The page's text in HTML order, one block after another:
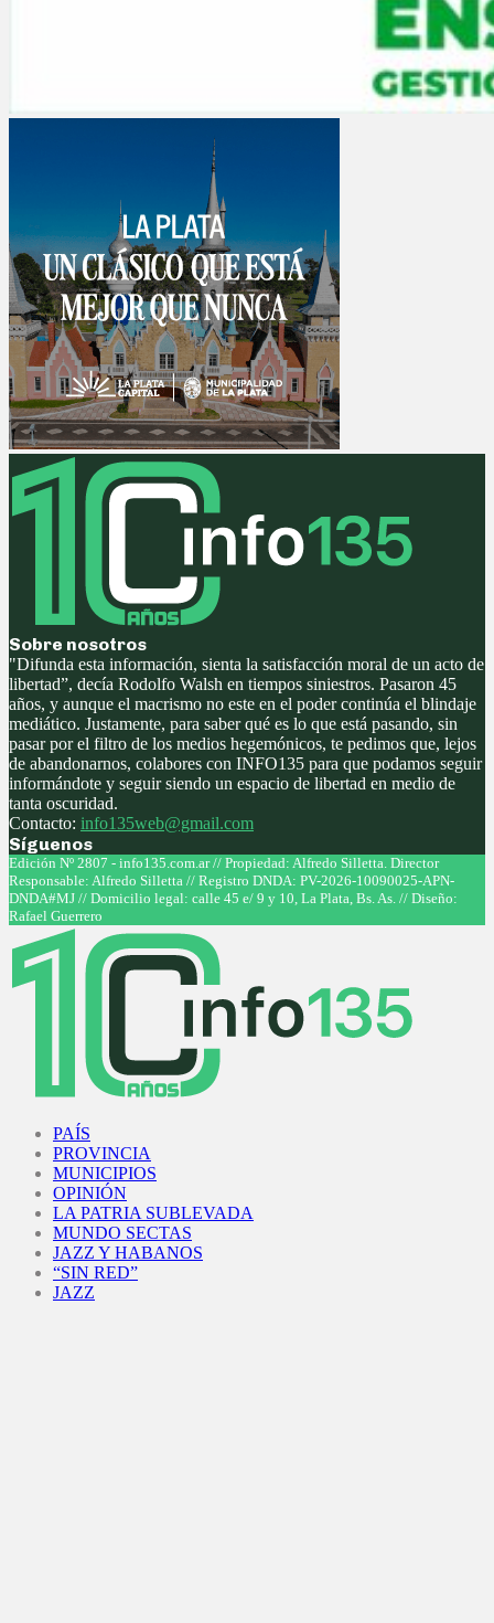
Sobre nosotros
"Difunda esta información, sienta la satisfacción moral de un acto de
libertad”, decía Rodolfo Walsh en tiempos siniestros. Pasaron 45
años, y aunque el macrismo no este en el poder continúa el blindaje
mediático. Justamente, para saber qué es lo que está pasando, sin
pasar por el filtro de los medios hegemónicos, te pedimos que, lejos
de abandonarnos, colabores con INFO135 para que podamos seguir
informándote y seguir siendo un espacio de libertad en medio de
tanta oscuridad.
Contacto: info135web@gmail.com
Síguenos
Facebook
Twitter
Instagram
Youtube
Edición Nº 2807 - info135.com.ar // Propiedad: Alfredo Silletta. Director
Responsable: Alfredo Silletta // Registro DNDA: PV-2026-10090025-APN-
DNDA#MJ // Domicilio legal: calle 45 e/ 9 y 10, La Plata, Bs. As. // Diseño:
Rafael Guerrero
PAÍS
PROVINCIA
MUNICIPIOS
OPINIÓN
LA PATRIA SUBLEVADA
MUNDO SECTAS
JAZZ Y HABANOS
“SIN RED”
JAZZ